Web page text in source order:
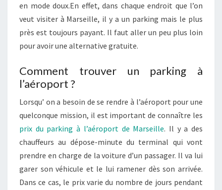
en mode doux.En effet, dans chaque endroit que l’on
veut visiter à Marseille, il y a un parking mais le plus
près est toujours payant. Il faut aller un peu plus loin
pour avoir une alternative gratuite.
Comment trouver un parking à
l’aéroport ?
Lorsqu’ on a besoin de se rendre à l’aéroport pour une
quelconque mission, il est important de connaître les
prix du parking à l’aéroport de Marseille. Il y a des
chauffeurs au dépose-minute du terminal qui vont
prendre en charge de la voiture d’un passager. Il va lui
garer son véhicule et le lui ramener dès son arrivée.
Dans ce cas, le prix varie du nombre de jours pendant